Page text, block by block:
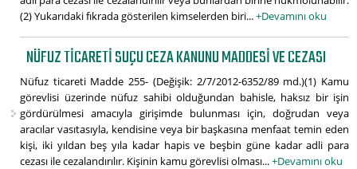
(2) Yukarıdaki fıkrada gösterilen kimselerden biri...+Devamını oku
NÜFUZ TICARETI SUÇU CEZA KANUNU MADDESI VE CEZASI
Nüfuz ticareti Madde 255- (Değişik: 2/7/2012-6352/89 md.)(1) Kamu
görevlisi üzerinde nüfuz sahibi olduğundan bahisle, haksız bir işin
gördürülmesi amacıyla girişimde bulunması için, doğrudan veya
aracılar vasıtasıyla, kendisine veya bir başkasına menfaat temin eden
kişi, iki yıldan beş yıla kadar hapis ve beşbin güne kadar adli para
cezası ile cezalandırılır. Kişinin kamu görevlisi olması...+Devamını oku